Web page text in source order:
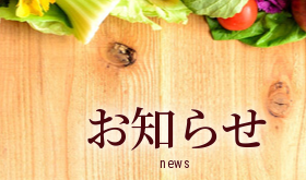
お知らせ
news